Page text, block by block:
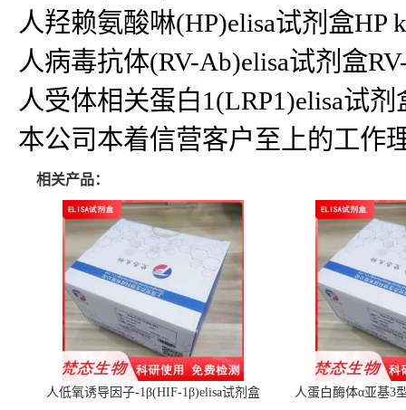
人羟赖氨酸啉(HP)elisa试剂盒
人病毒抗体(RV-Ab)elisa试剂盒
人受体相关蛋白1(LRP1)elisa试
本公司本着信营客户至上的工作
相关产品：
人低氧诱导因子-1β(HIF-1β)elisa试剂盒 人蛋白酶体α亚基3